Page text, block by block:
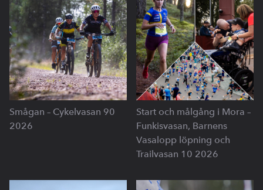
Smågan – Cykelvasan 90
2026
Start och målgång i Mora –
Funkisvasan, Barnens
Vasalopp löpning och
Trailvasan 10 2026